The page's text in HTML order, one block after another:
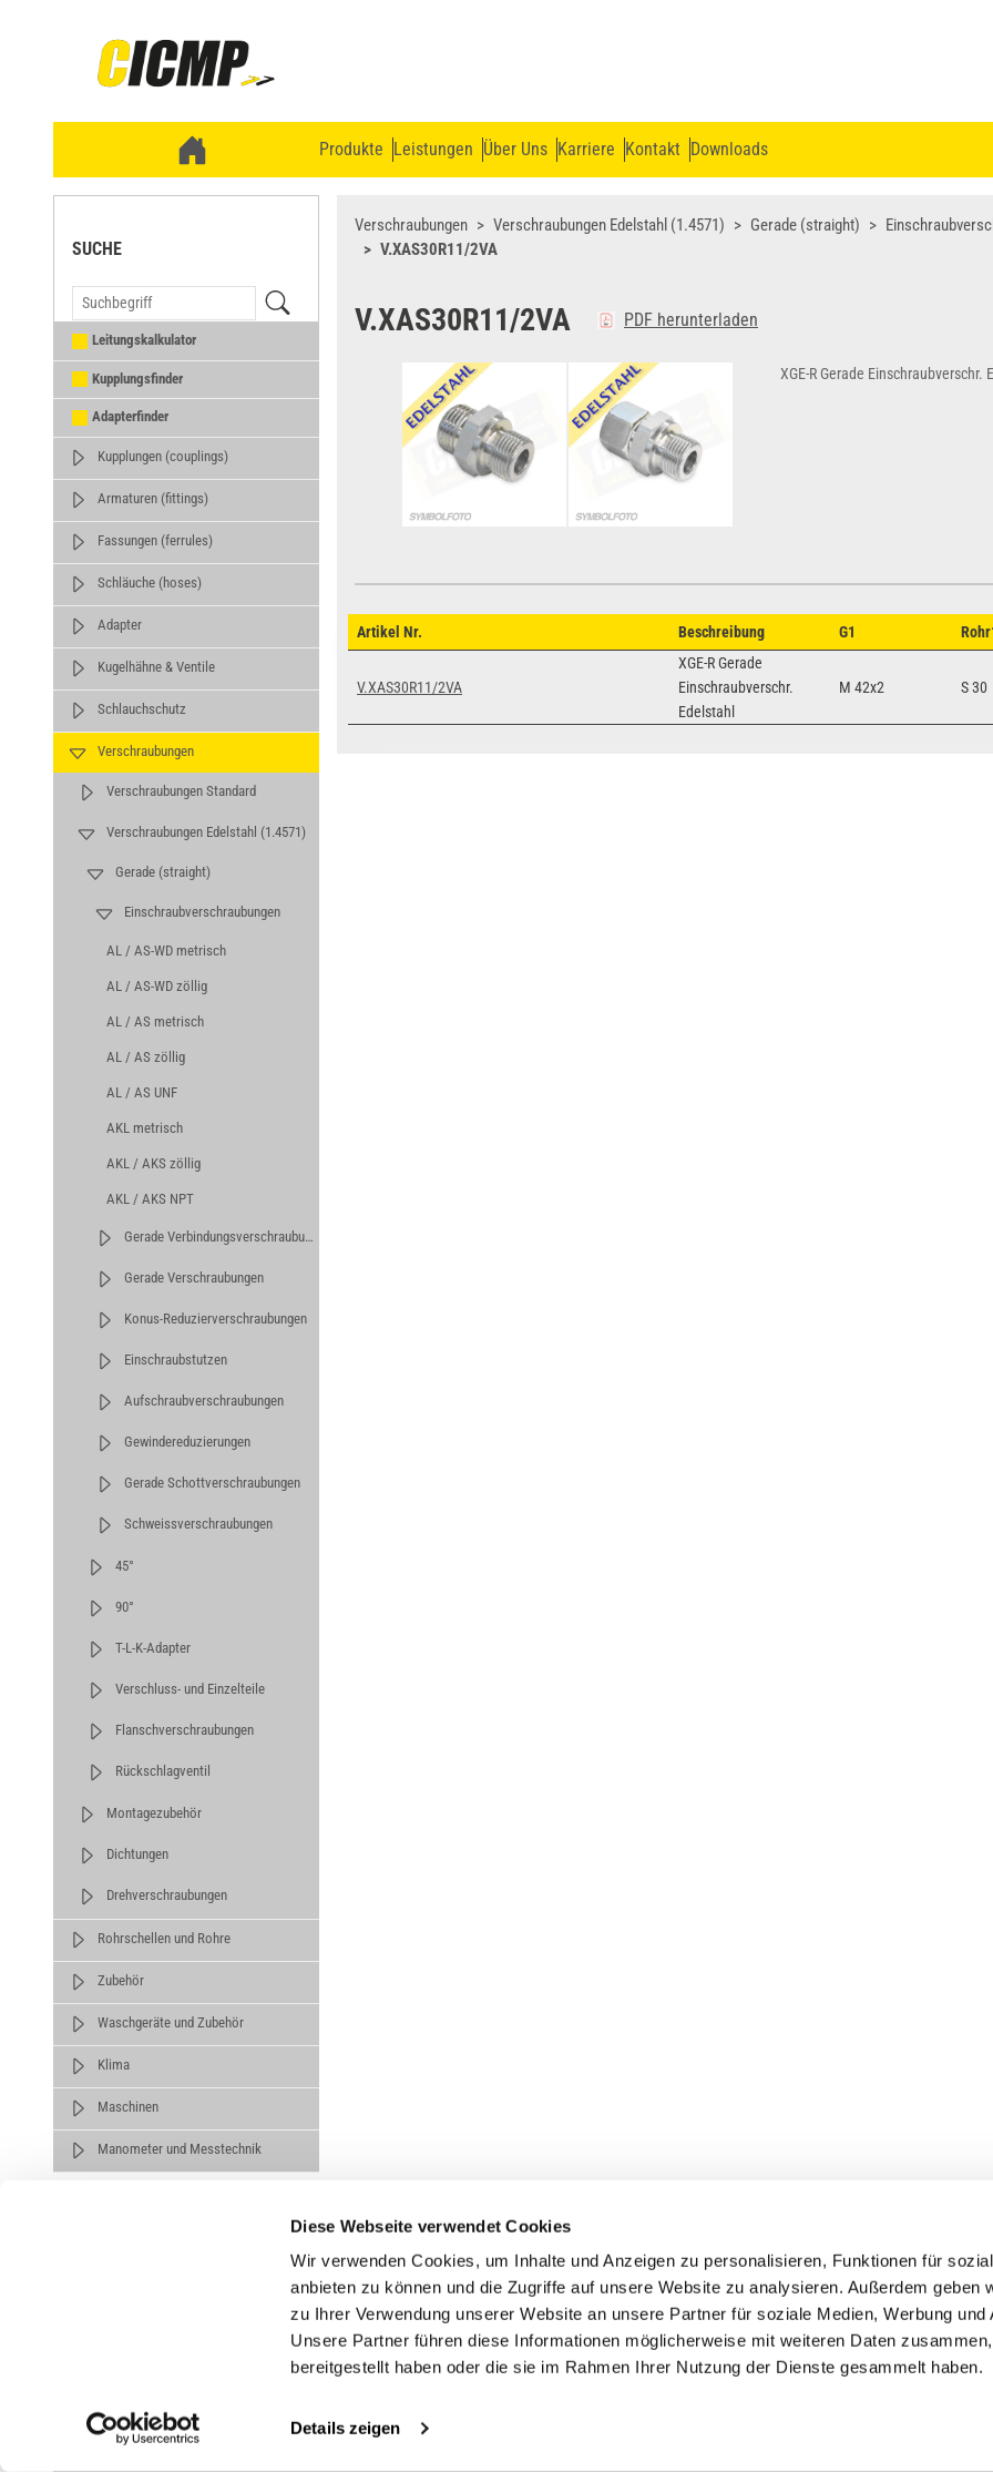
Diese Webseite verwendet Cookies
Wir verwenden Cookies, um Inhalte und Anzeigen zu personalisieren, Funktionen für
anbieten zu können und die Zugriffe auf unsere Website zu analysieren. Außerdem geben
zu Ihrer Verwendung unserer Website an unsere Partner für soziale Medien, Werbung und
Unsere Partner führen diese Informationen möglicherweise mit weiteren Daten
bereitgestellt haben oder die sie im Rahmen Ihrer Nutzung der Dienste gesammelt haben.
Details zeigen
Produkte Leistungen Über Uns Karriere Kontakt Downloads
SUCHE
Leitungskalkulator
Kupplungsfinder
Adapterfinder
Kupplungen (couplings)
Armaturen (fittings)
Fassungen (ferrules)
Schläuche (hoses)
Adapter
Kugelhähne & Ventile
Schlauchschutz
Verschraubungen
Verschraubungen Standard
Verschraubungen Edelstahl (1.4571)
Gerade (straight)
Einschraubverschraubungen
AL / AS-WD metrisch
AL / AS-WD zöllig
AL / AS metrisch
AL / AS zöllig
AL / AS UNF
AKL metrisch
AKL / AKS zöllig
AKL / AKS NPT
Gerade Verbindungsverschraubungen
Gerade Verschraubungen
Konus-Reduzierverschraubungen
Einschraubstutzen
Aufschraubverschraubungen
Gewindereduzierungen
Gerade Schottverschraubungen
Schweissverschraubungen
45°
90°
T-L-K-Adapter
Verschluss- und Einzelteile
Flanschverschraubungen
Rückschlagventil
Montagezubehör
Dichtungen
Drehverschraubungen
Rohrschellen und Rohre
Zubehör
Waschgeräte und Zubehör
Klima
Maschinen
Manometer und Messtechnik
Verschraubungen Verschraubungen Edelstahl (1.4571) Gerade (straight)
V.XAS30R11/2VA
V.XAS30R11/2VA PDF herunterladen
XGE-R Gerade Einschraubverschr.
Artikel Nr. Beschreibung G1
V.XAS30R11/2VA
XGE-R Gerade
Einschraubverschr.
Edelstahl
M 42x2 S 30
Unternehmen
Über uns
Service
Downloads
Kontakt
Tel.: (+43) 07221 63430